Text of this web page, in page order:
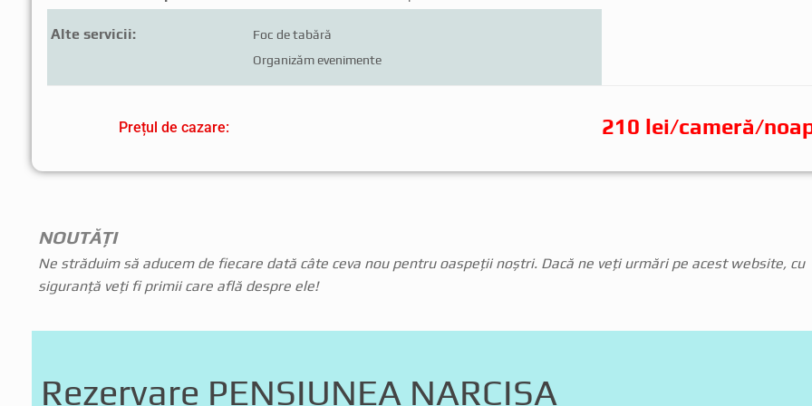
Alte servicii:
Foc de tabără
Organizăm evenimente
Prețul de cazare: 210 lei/cameră/
NOUTĂȚI
Ne străduim să aducem de fiecare dată câte ceva nou pentru oaspeții noștri. Dacă ne veți urmări pe acest website, cu
siguranță veți fi primii care află despre ele!
PENSIUNEA
Rezervare PENSIUNEA NARCISA